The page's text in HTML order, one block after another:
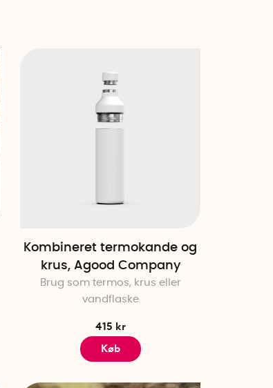
Publiceringsdato
Kombineret termokande og
krus, Agood Company
Brug som termos, krus eller
vandflaske
415 kr
Køb